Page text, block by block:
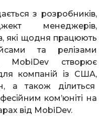
з розробників,
менеджерів,
які щодня працюють
та релізами
MobiDev створює
компаній із США,
а також ділиться
ком’юніті на
від MobiDev.